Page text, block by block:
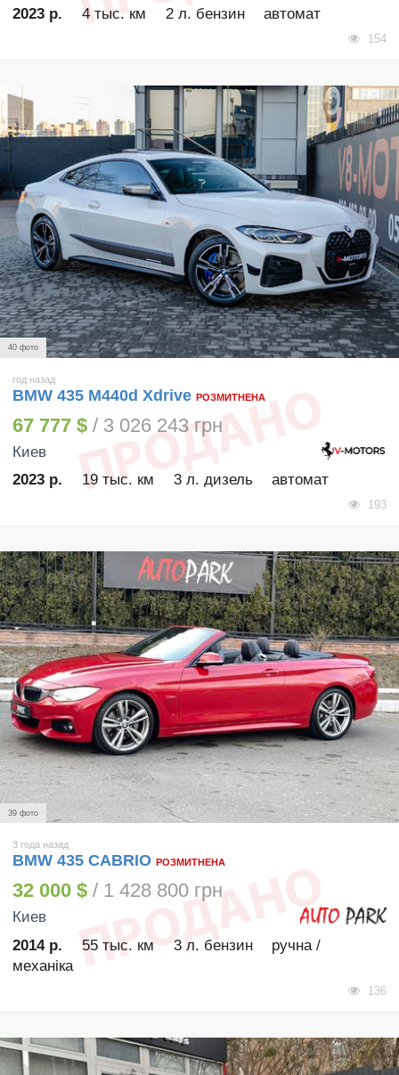
2023 р.
4 тыс. км 2 л. бензин автомат
154
40 фото
год назад
BMW 435 М440d Xdrive РОЗМИТНЕНА
67 777 $ / 3 026 243 грн
Киев
2023 р.
19 тыс. км 3 л. дизель автомат
193
39 фото
3 года назад
BMW 435 CABRIO РОЗМИТНЕНА
32 000 $ / 1 428 800 грн
Киев
2014 р.
55 тыс. км 3 л. бензин
ручна /
механіка
136